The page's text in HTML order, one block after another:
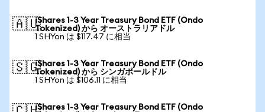
🇦🇺iShares 1-3 Year Treasury Bond ETF (Ondo
Tokenized) から オーストラリアドル
1 SHYon は $117.47 に相当
🇸🇬iShares 1-3 Year Treasury Bond ETF (Ondo
Tokenized) から シンガポールドル
1 SHYon は $106.11 に相当
iShares 1-3 Year Treasury Bond ETF (Ondo